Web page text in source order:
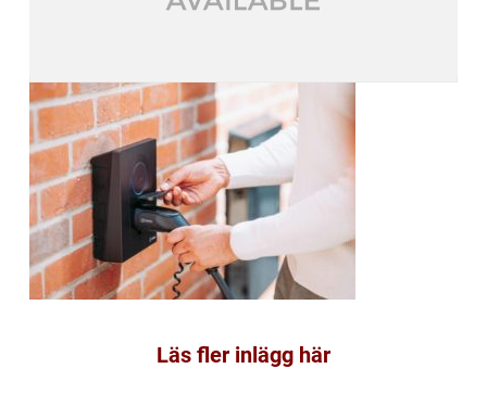
Läs fler inlägg här